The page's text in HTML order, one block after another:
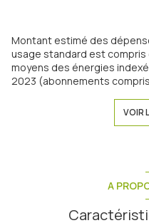
Montant estimé des
usage standard est compris
moyens des énergies
2023 (abonnements
VOIR
A